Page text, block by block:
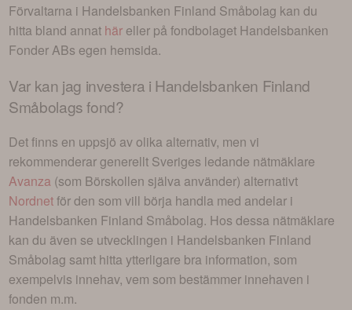
Förvaltarna i Handelsbanken Finland Småbolag kan du
hitta bland annat här eller på fondbolaget Handelsbanken
Fonder ABs egen hemsida.
Var kan jag investera i Handelsbanken Finland
Småbolags fond?
Det finns en uppsjö av olika alternativ, men vi
rekommenderar generellt Sveriges ledande nätmäklare
Avanza (som Börskollen själva använder) alternativt
Nordnetför den som vill börja handla med andelar i
Handelsbanken Finland Småbolag. Hos dessa nätmäklare
kan du även se utvecklingen i Handelsbanken Finland
Småbolag samt hitta ytterligare bra information, som
exempelvis innehav, vem som bestämmer innehaven i
fonden m.m.